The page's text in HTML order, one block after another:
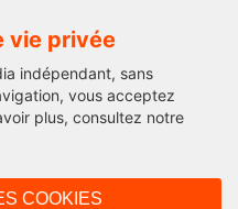
vie privée
indépendant, sans
vous acceptez
plus, consultez notre
COOKIES